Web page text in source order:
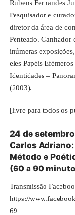
Rubens Fernandes
Pesquisador e
diretor da área de
Penteado. Ganhador
inúmeras
eles Papéis
Identidades –
(2003).
[livre para todos os
24 de
Carlos
Método e
(60 a 90
Transmissão
https://
69